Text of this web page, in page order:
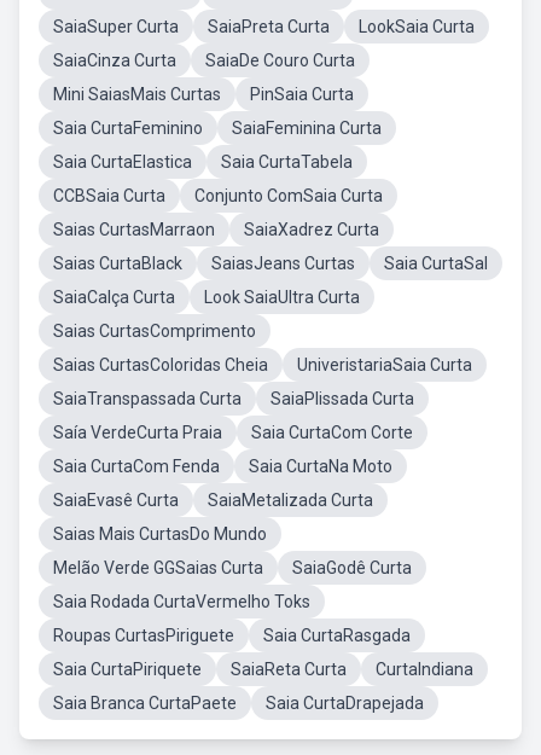
SaiaSuper Curta
SaiaPreta Curta
LookSaia Curta
SaiaCinza Curta
SaiaDe Couro Curta
Mini SaiasMais Curtas
PinSaia Curta
Saia CurtaFeminino
SaiaFeminina Curta
Saia CurtaElastica
Saia CurtaTabela
CCBSaia Curta
Conjunto ComSaia Curta
Saias CurtasMarraon
SaiaXadrez Curta
Saias CurtaBlack
SaiasJeans Curtas
Saia CurtaSal
SaiaCalça Curta
Look SaiaUltra Curta
Saias CurtasComprimento
Saias CurtasColoridas Cheia
UniveristariaSaia Curta
SaiaTranspassada Curta
SaiaPlissada Curta
Saía VerdeCurta Praia
Saia CurtaCom Corte
Saia CurtaCom Fenda
Saia CurtaNa Moto
SaiaEvasê Curta
SaiaMetalizada Curta
Saias Mais CurtasDo Mundo
Melão Verde GGSaias Curta
SaiaGodê Curta
Saia Rodada CurtaVermelho Toks
Roupas CurtasPiriguete
Saia CurtaRasgada
Saia CurtaPiriquete
SaiaReta Curta
CurtaIndiana
Saia Branca CurtaPaete
Saia CurtaDrapejada